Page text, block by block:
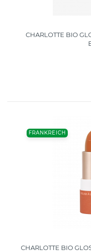
CHARLOTTE BIO
FRANKREICH
CHARLOTTE BIO